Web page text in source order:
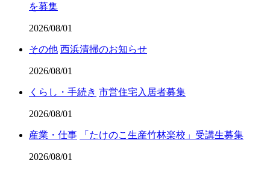
を募集
2026/08/01
その他 西浜清掃のお知らせ
2026/08/01
くらし・手続き 市営住宅入居者募集
2026/08/01
産業・仕事 「たけのこ生産竹林楽校」受講生募集
2026/08/01